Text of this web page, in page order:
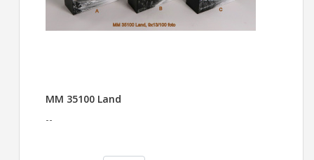
MM 35100 Land
--